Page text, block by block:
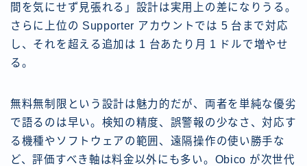
間を気にせず見張れる」設計は実用上の差になりうる。
さらに上位の Supporter アカウントでは 5 台まで対応
し、それを超える追加は 1 台あたり月 1 ドルで増やせ
る。
無料無制限という設計は魅力的だが、両者を単純な優劣
で語るのは早い。検知の精度、誤警報の少なさ、対応す
る機種やソフトウェアの範囲、遠隔操作の使い勝手な
ど、評価すべき軸は料金以外にも多い。Obico が次世代